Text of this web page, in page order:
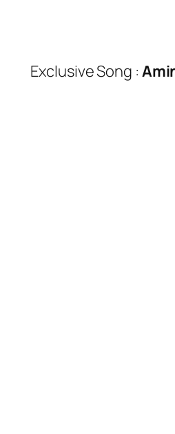
Exclusive Song :